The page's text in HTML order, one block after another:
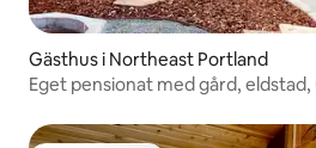
Gästhus i Northeast Portland
Eget pensionat med gård,